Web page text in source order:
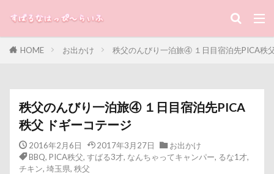
HOME お出かけ 秩父のんびり一泊旅④ １日目宿泊先PICA秩
秩父のんびり一泊旅④ １日目宿泊先PICA
秩父 ドギーコテージ
2016年2月6日 2017年3月27日
お出かけ
BBQ, PICA秩父, すばる3才, なんちゃってキャンパー, るな1才,
チキン, 埼玉県, 秩父
カテゴリー
タグ
100円ショップ 写真パネル 前橋市
初詣